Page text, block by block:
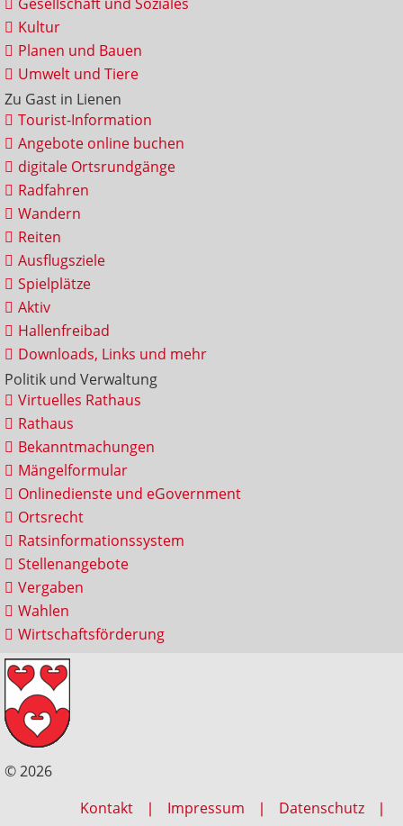
Kultur
Planen und Bauen
Umwelt und Tiere
Zu Gast in Lienen
Tourist-Information
Angebote online buchen
digitale Ortsrundgänge
Radfahren
Wandern
Reiten
Ausflugsziele
Spielplätze
Aktiv
Hallenfreibad
Downloads, Links und mehr
Politik und Verwaltung
Virtuelles Rathaus
Rathaus
Bekanntmachungen
Mängelformular
Onlinedienste und eGovernment
Ortsrecht
Ratsinformationssystem
Stellenangebote
Vergaben
Wahlen
Wirtschaftsförderung
© 2026
Kontakt
Impressum Datenschutz